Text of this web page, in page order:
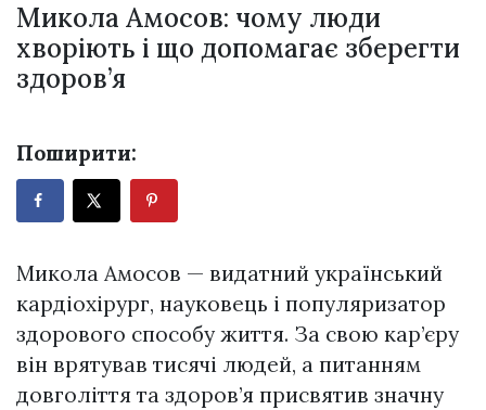
Микола Амосов: чому люди
хворіють і що допомагає зберегти
здоров’я
Поширити:
Микола Амосов — видатний український
кардіохірург, науковець і популяризатор
здорового способу життя. За свою кар’єру
він врятував тисячі людей, а питанням
довголіття та здоров’я присвятив значну